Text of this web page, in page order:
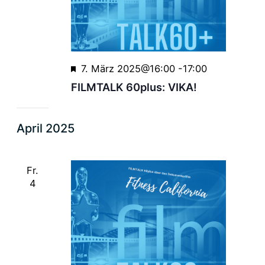
FILMTALK 60plus: VIKA!
Empfohlen
7. März 2025@16:00-17:00
April 2025
Fr.
4